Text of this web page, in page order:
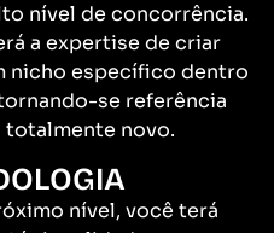
nível de concorrência.
a expertise de criar
nicho específico dentro
se referência
totalmente novo.
nível, você terá